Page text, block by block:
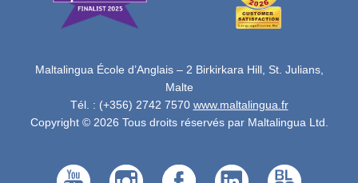
Maltalingua École d’Anglais – 2 Birkirkara Hill, St. Julians,
Malte
Tél. : (+356) 2742 7570 www.maltalingua.fr
Copyright © 2026 Tous droits réservés par Maltalingua Ltd.